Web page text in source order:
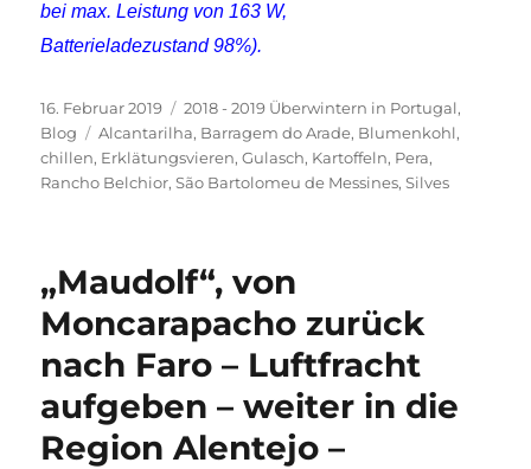
bei max. Leistung von 163 W,
Batterieladezustand 98%).
Veröffentlicht
am
16. Februar 2019 Kategorien
2018 - 2019 Überwintern in Portugal,
Blog
Schlagwörter
Alcantarilha, Barragem do Arade, Blumenkohl,
chillen, Erklätungsvieren,Gulasch, Kartoffeln, Pera,
Rancho Belchior,São Bartolomeu de Messines,Silves
„Maudolf“, von
Moncarapacho zurück
nach Faro – Luftfracht
aufgeben – weiter in die
Region Alentejo –